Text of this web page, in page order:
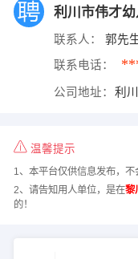
利川市伟才幼
联系人： 郭先
联系电话：
公司地址： 利
温馨提示
1、本平台仅供信息发布，不
2、请告知用人单位，是在黎
的！